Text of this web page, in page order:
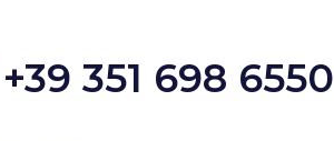
+39 351 698 6550